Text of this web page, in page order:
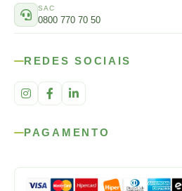
SAC
0800 770 70 50
REDES SOCIAIS
PAGAMENTO